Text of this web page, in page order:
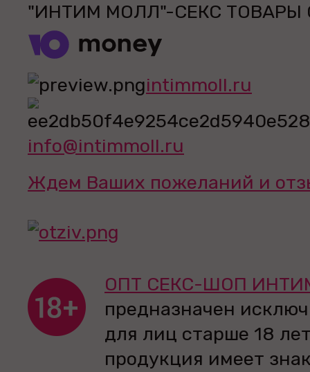
"ИНТИМ МОЛЛ"-СЕКС
intimmoll.ru
info@intimmoll.ru
Ждем Ваших пожеланий и
ОПТ СЕКС-ШОП
предназначен
для лиц старше 18
продукция имеет